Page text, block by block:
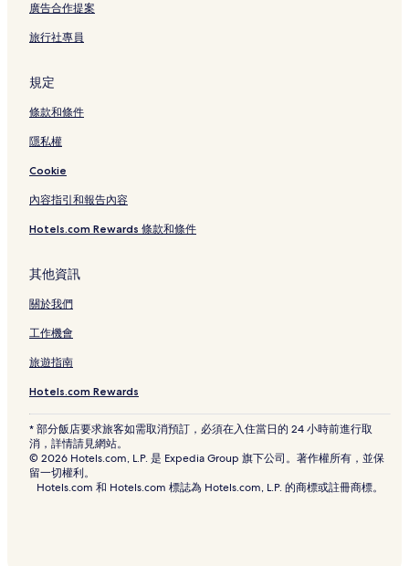
屏東縣的商務飯店
屏東縣的提供無線上網的飯店
屏東縣的平價飯店
屏東市的設有停車場的飯店
屏東市的提供免費早餐的飯店
小琉球的寵物友善飯店
小琉球的平價飯店
東港的提供免費早餐的飯店
東港的寵物友善飯店
東港的設有停車場的飯店
廣告合作提案
旅行社專員
規定
條款和條件
隱私權
Cookie
內容指引和報告內容
Hotels.com Rewards 條款和條件
其他資訊
關於我們
工作機會
旅遊指南
Hotels.com Rewards
* 部分飯店要求旅客如需取消預訂，必須在入住當日的 24 小時前進行取
消，詳情請見網站。
© 2026 Hotels.com, L.P. 是 Expedia Group 旗下公司。著作權所有，並保
留一切權利。
Hotels.com 和 Hotels.com 標誌為 Hotels.com, L.P. 的商標或註冊商標。